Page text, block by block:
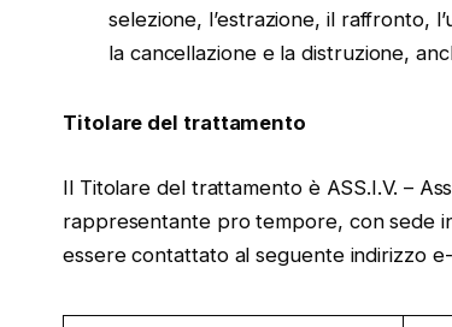
selezione, l’estrazione, il raffronto,
la cancellazione e la distruzione,
Titolare del trattamento
Il Titolare del trattamento è ASS.I.V. –
rappresentante pro tempore, con sede
essere contattato al seguente indirizzo